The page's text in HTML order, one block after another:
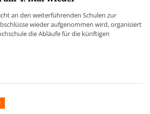
an den weiterführenden Schulen zur
wieder aufgenommen wird, organisiert
die Abläufe für die künftigen